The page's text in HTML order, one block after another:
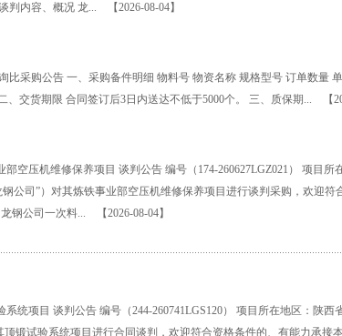
判内容、概况 龙...
【2026-08-04】
比采购公告 一、采购备件明细 物料号 物资名称 规格型号 订单数量
二、交货期限 合同签订后3日内送达不低于5000个。 三、质保期...
【
空压机维修保养项目 谈判公告 编号（174-260627LGZ021） 项目所
公司”）对其炼铁事业部空压机维修保养项目进行谈判采购，欢迎符
龙钢公司一次料...
【2026-08-04】
统项目 谈判公告 编号（244-260741LGS120） 项目所在地区：陕西
锻试验系统项目进行合同谈判，欢迎符合资格条件的、有能力承接